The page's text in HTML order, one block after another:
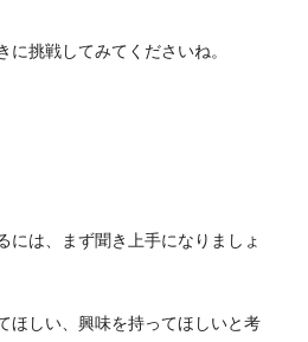
挑戦してみてくださいね。
には、まず聞き上手になりましょ
ほしい、興味を持ってほしいと考